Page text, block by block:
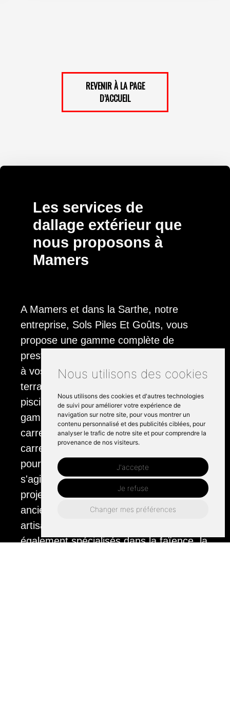
Nous utilisons des cookies
Nous utilisons des cookies et d'autres technologies
de suivi pour améliorer votre expérience de
navigation sur notre site, pour vous montrer un
contenu personnalisé et des publicités ciblées, pour
analyser le trafic de notre site et pour comprendre la
provenance de nos visiteurs.
J'accepte
Je refuse
Changer mes préférences
REVENIR À LA PAGE
D’ACCUEIL
Les services de
dallage extérieur que
nous proposons à
Mamers
A Mamers et dans la Sarthe, notre
entreprise, Sols Piles Et Goûts, vous
propose une gamme complète de
prestations de dallage extérieur adaptées
à vos besoins. Qu'il s'agisse d'une
terrasse, d'une allée ou des abords d'une
piscine, nous maîtrisons une large
gamme de matériaux tels que le
carrelage, la pierre et le bois. Nos
carreleurs qualifiés sont à votre service
pour tous vos travaux de pavage, qu'il
s'agisse de constructions neuves ou de
projets de rénovation de maisons
anciennes. Respectant la tradition
artisanale locale, nous sommes
également spécialisés dans la faïence, la